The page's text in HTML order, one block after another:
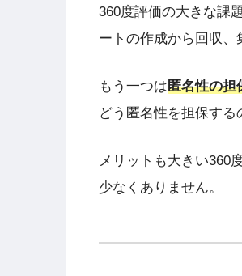
360度評価の大きな課
ートの作成から回収、
もう一つは匿名性の担
どう匿名性を担保する
メリットも大きい360
少なくありません。